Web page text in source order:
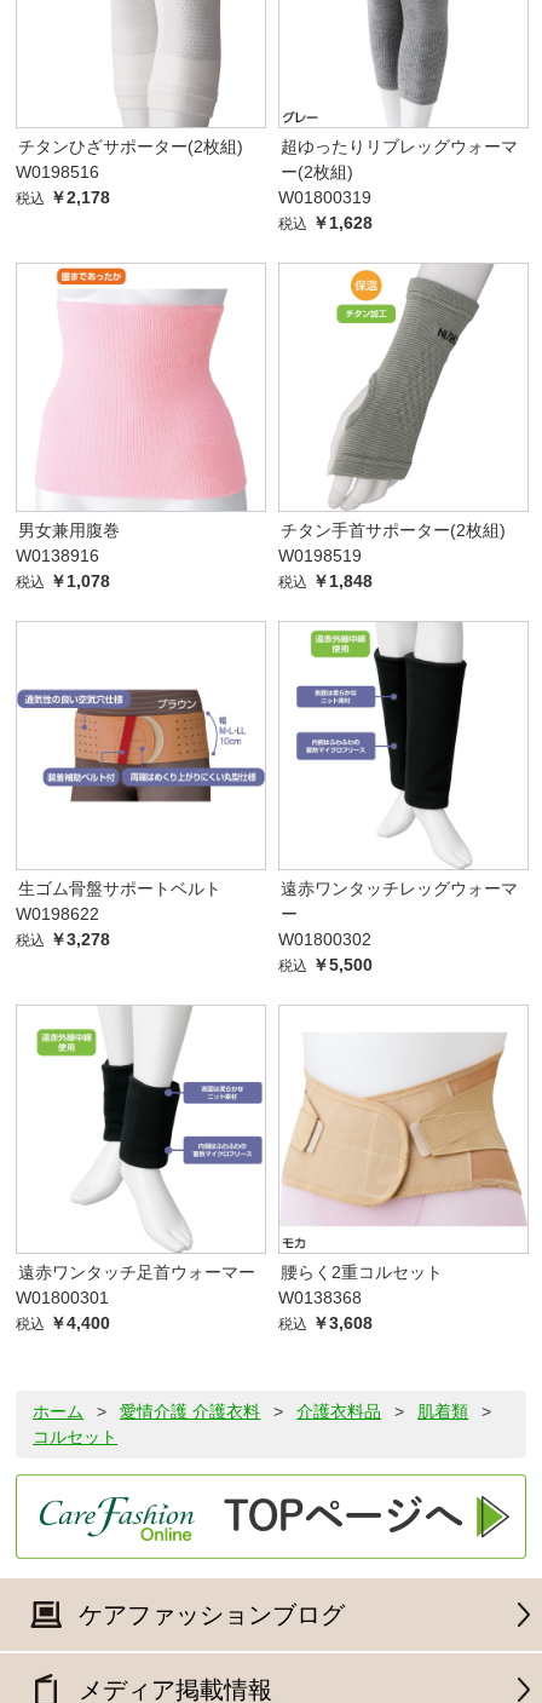
チタンひざサポーター(2枚組)
W0198516
税込 ￥2,178
超ゆったりリブレッグウォーマ
ー(2枚組)
W01800319
税込 ￥1,628
男女兼用腹巻
W0138916
税込 ￥1,078
チタン手首サポーター(2枚組)
W0198519
税込 ￥1,848
生ゴム骨盤サポートベルト
W0198622
税込 ￥3,278
遠赤ワンタッチレッグウォーマ
ー
W01800302
税込 ￥5,500
遠赤ワンタッチ足首ウォーマー
W01800301
税込 ￥4,400
腰らく2重コルセット
W0138368
税込 ￥3,608
ホーム > 愛情介護 介護衣料 > 介護衣料品 > 肌着類
>
コルセット
ケアファッションブログ
メディア掲載情報